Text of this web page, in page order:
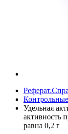
Удельная
активность
равна 0,2 г